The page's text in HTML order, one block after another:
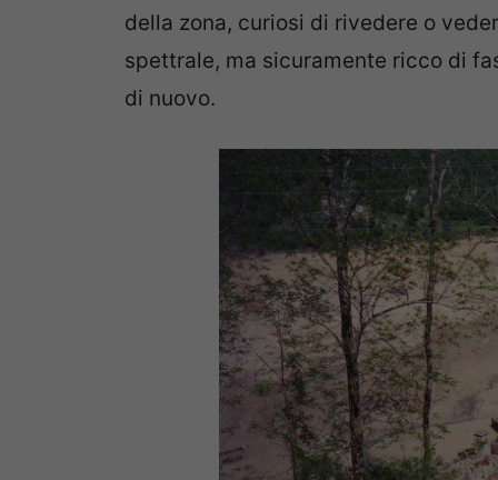
della zona, curiosi di rivedere o
spettrale, ma sicuramente ricco di
di nuovo.